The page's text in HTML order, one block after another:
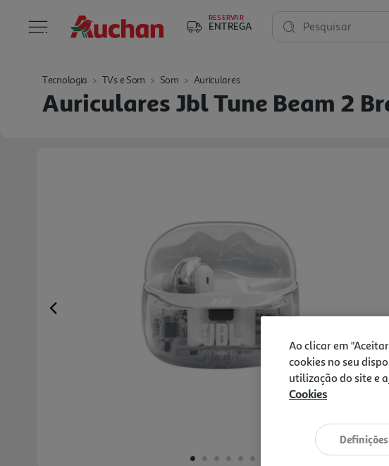
RESERVAR
ENTREGA Pesquisar
Tecnologia TVs e Som Som Auriculares
Auriculares Jbl Tune Beam 2
Previous
Ao clicar em
cookies no seu
utilização do site e
Cookies